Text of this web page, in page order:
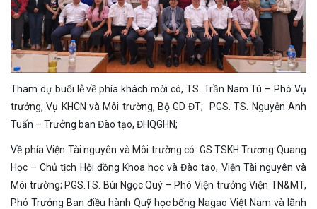
Tham dự buổi lễ về phía khách mời có, TS. Trần Nam Tú – Phó Vụ
trưởng, Vụ KHCN và Môi trường, Bộ GD ĐT; PGS. TS. Nguyễn Anh
Tuấn – Trưởng ban Đào tạo, ĐHQGHN;
Về phía Viện Tài nguyên và Môi trường có: GS.TSKH Trương Quang
Học – Chủ tịch Hội đồng Khoa học và Đào tạo, Viện Tài nguyên và
Môi trường; PGS.TS. Bùi Ngọc Quý – Phó Viện trưởng Viện TN&MT,
Phó Trưởng Ban điều hành Quỹ học bổng Nagao Việt Nam và lãnh